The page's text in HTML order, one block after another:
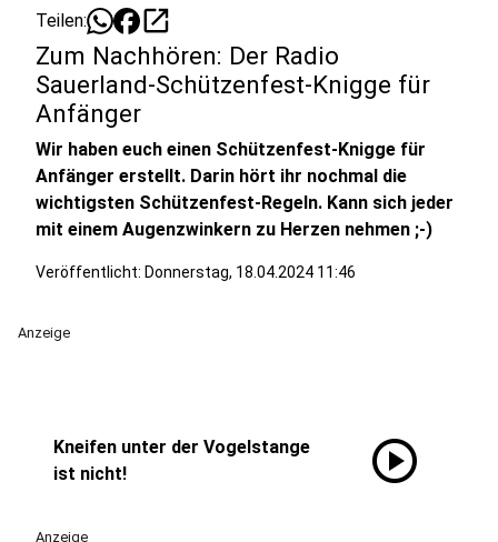
Teilen: open_in_new
Zum Nachhören: Der Radio
Sauerland-Schützenfest-Knigge für
Anfänger
Wir haben euch einen Schützenfest-Knigge für
Anfänger erstellt. Darin hört ihr nochmal die
wichtigsten Schützenfest-Regeln. Kann sich jeder
mit einem Augenzwinkern zu Herzen nehmen ;-)
Veröffentlicht: Donnerstag, 18.04.2024 11:46
Anzeige
Kneifen unter der Vogelstange
ist nicht!
play_circle
Anzeige